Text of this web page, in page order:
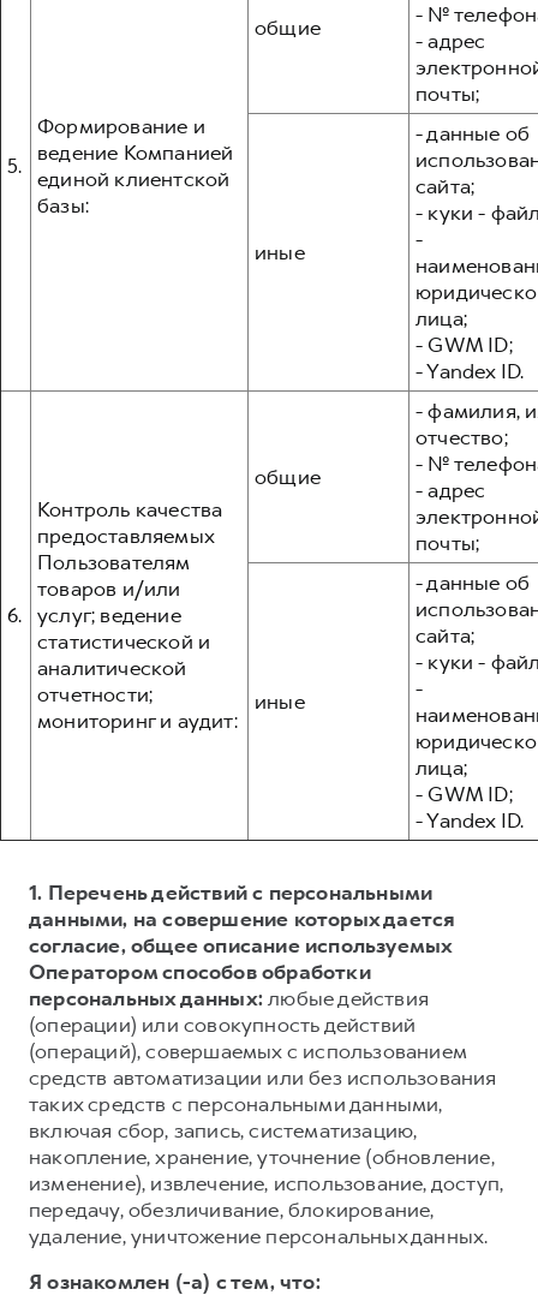
5.
Формирование и
ведение Компанией
единой клиентской
базы:
общие
- №
- адрес
почты;
иные
- данные об
сайта;
- куки -
-
лица;
- GWM ID;
- Yandex ID.
6.
Контроль качества
предоставляемых
Пользователям
товаров и/или
услуг; ведение
статистической и
аналитической
отчетности;
мониторинг и аудит:
общие
- фамилия,
отчество;
- №
- адрес
почты;
иные
- данные об
сайта;
- куки -
-
лица;
- GWM ID;
- Yandex ID.
1. Перечень действий с персональными
данными, на совершение которых дается
согласие, общее описание используемых
Оператором способов обработки
персональных данных:любые действия
(операции) или совокупность действий
(операций), совершаемых с использованием
средств автоматизации или без использования
таких средств с персональными данными,
включая сбор, запись, систематизацию,
накопление, хранение, уточнение (обновление,
изменение), извлечение, использование, доступ,
передачу, обезличивание, блокирование,
удаление, уничтожение персональных данных.
Я ознакомлен (-а) с тем, что: